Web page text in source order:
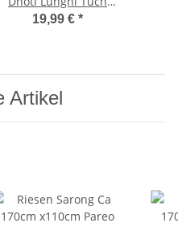
Strandtuch Loop
19,99 € *
Artikel